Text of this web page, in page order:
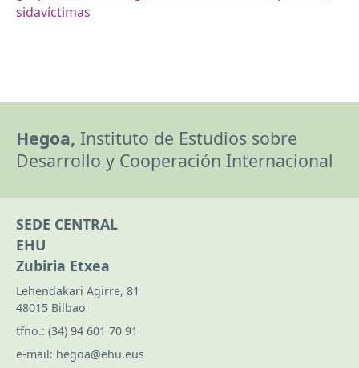
sidavíctimas
Hegoa, Instituto de Estudios sobre
Desarrollo y Cooperación Internacional
SEDE CENTRAL
EHU
Zubiria Etxea
Lehendakari Agirre, 81
48015 Bilbao
tfno.: (34) 94 601 70 91
e-mail: hegoa@ehu.eus